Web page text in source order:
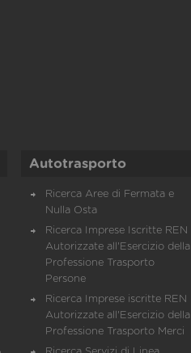
Autotrasporto
Ricerca Aree di Fermata e
Nulla Osta
Ricerca Imprese Iscritte REN
Autorizzate all'Esercizio della
Professione Trasporto
Persone
Ricerca Imprese iscritte REN
Autorizzate all'Esercizio della
Professione Trasporto Merci